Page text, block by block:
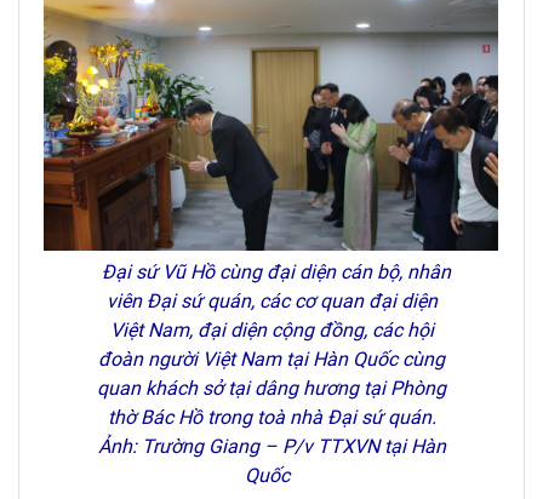
Đại sứ Vũ Hồ cùng đại diện cán bộ, nhân
viên Đại sứ quán, các cơ quan đại diện
Việt Nam, đại diện cộng đồng, các hội
đoàn người Việt Nam tại Hàn Quốc cùng
quan khách sở tại dâng hương tại Phòng
thờ Bác Hồ trong toà nhà Đại sứ quán.
Ảnh: Trường Giang – P/v TTXVN tại Hàn
Quốc